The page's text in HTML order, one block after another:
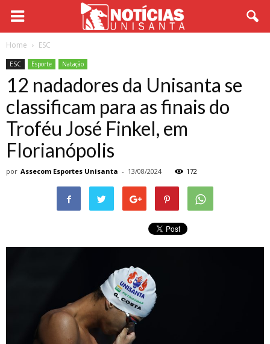
Home ESC
ESC Esporte Natação
12 nadadores da Unisanta se
classificam para as finais do
Troféu José Finkel, em
Florianópolis
por Assecom Esportes Unisanta - 13/08/2024 172